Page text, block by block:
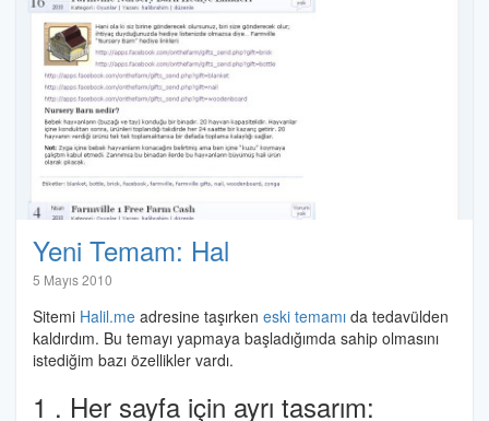
Yeni Temam: Hal
5 Mayıs 2010
Özdemir
Sitemi Halil.me adresine taşırken eski temamı da tedavülden
kaldırdım. Bu temayı yapmaya başladığımda sahip olmasını
istediğim bazı özellikler vardı.
1 . Her sayfa için ayrı tasarım: